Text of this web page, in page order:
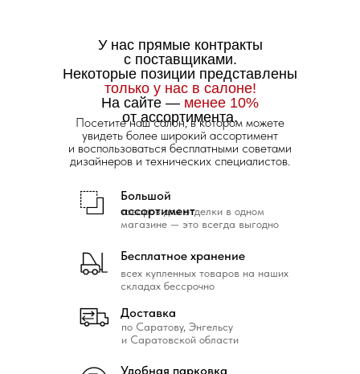
Удобная парковка
всех купленных товаров на наших
складах бессрочно
Бесплатное хранение
товаров для отделки в одном
магазине — это всегда выгодно
Большой
ассортимент
по Саратову, Энгельсу
и Саратовской области
Доставка
У нас прямые контракты
с поставщиками.
Некоторые позиции представлены
только у нас в салоне!
На сайте — менее 10%
от ассортимента.
Посетите наш салон, в котором можете
увидеть более широкий ассортимент
и воспользоваться бесплатными советами
дизайнеров и технических специалистов.